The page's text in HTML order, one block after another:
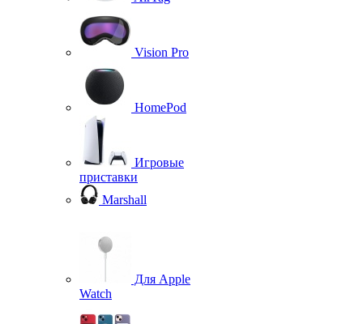
Vision Pro
HomePod
Игровые
приставки
Marshall
Для Apple
Watch